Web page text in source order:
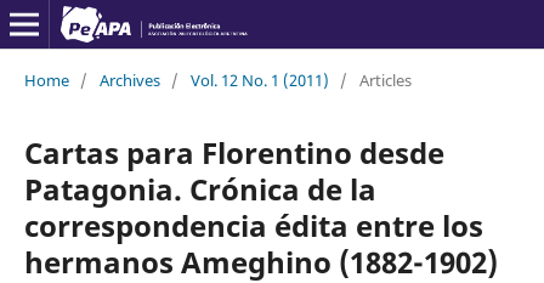
Home / Archives / Vol. 12 No. 1 (2011) / Articles
Cartas para Florentino desde
Patagonia. Crónica de la
correspondencia édita entre los
hermanos Ameghino (1882-1902)